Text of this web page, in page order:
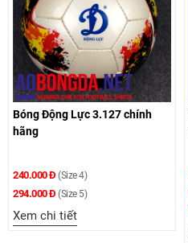
Bóng Động Lực 3.127 chính
hãng
240.000 Đ (Size 4)
294.000 Đ (Size 5)
Xem chi tiết